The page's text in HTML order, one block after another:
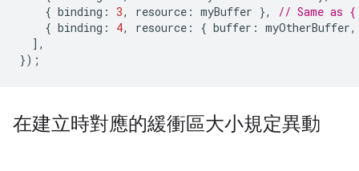
{ binding : 3, resource : myBuffer },
// Same as
{ binding : 4, resource : { buffer : myOtherBuffer,
],
});
在建立時對應的緩衝區大小規定異動